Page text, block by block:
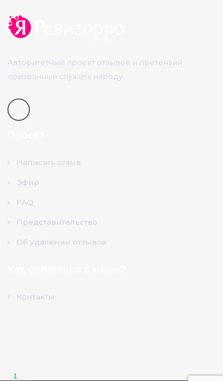
Авторитетный проект отзывов и претензий
призванный служить народу.
Написать отзыв
Эфир
FAQ
Представительство
Об удалении отзывов
Контакты
1